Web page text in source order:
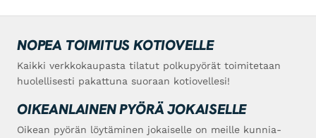
NOPEA TOIMITUS KOTIOVELLE
Kaikki verkkokaupasta tilatut polkupyörät toimitetaan
huolellisesti pakattuna suoraan kotiovellesi!
OIKEANLAINEN PYÖRÄ JOKAISELLE
Oikean pyörän löytäminen jokaiselle on meille kunnia-